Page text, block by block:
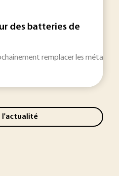
des batteries de
remplacer les métaux
l'actualité